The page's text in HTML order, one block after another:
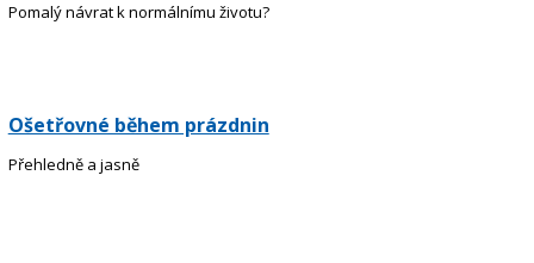
Pomalý návrat k normálnímu životu?
Ošetřovné během prázdnin
Přehledně a jasně